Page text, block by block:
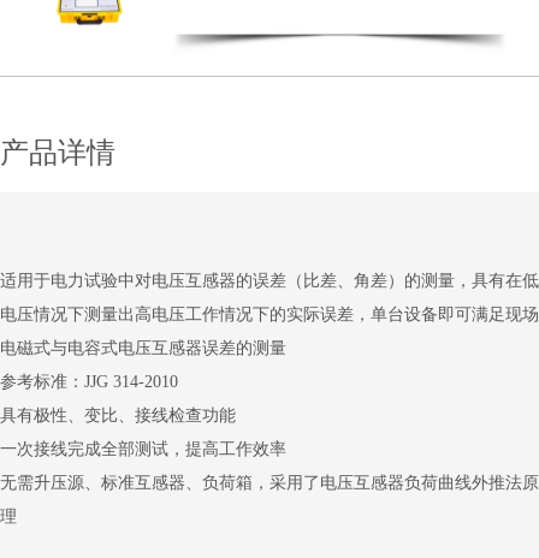
产品详情
适用于电力试验中对电压互感器的误差（比差、角差）的测量，具有在低
电压情况下测量出高电压工作情况下的实际误差，单台设备即可满足现场
电磁式与电容式电压互感器误差的测量
参考标准：JJG 314-2010
具有极性、变比、接线检查功能
一次接线完成全部测试，提高工作效率
无需升压源、标准互感器、负荷箱，采用了电压互感器负荷曲线外推法原
理